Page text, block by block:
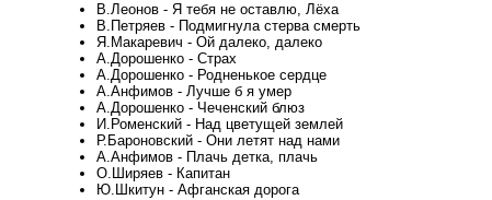
В.Леонов - Я тебя не оставлю, Лёха
В.Петряев - Подмигнула стерва смерть
Я.Макаревич - Ой далеко, далеко
А.Дорошенко - Страх
А.Дорошенко - Родненькое сердце
А.Анфимов - Лучше б я умер
А.Дорошенко - Чеченский блюз
И.Роменский - Над цветущей землей
Р.Бароновский - Они летят над нами
А.Анфимов - Плачь детка, плачь
О.Ширяев - Капитан
Ю.Шкитун - Афганская дорога